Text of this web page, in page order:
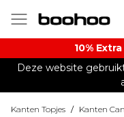
10%
Deze website
Kanten Topjes / Kanten